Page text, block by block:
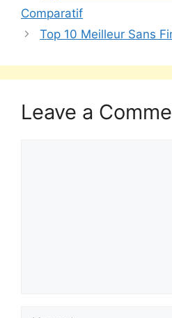
Comparatif
Top 10 Meilleur Sans
Leave a